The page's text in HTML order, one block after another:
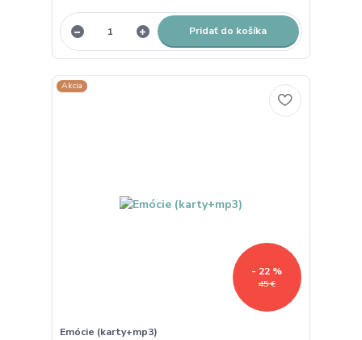
Pridať do košíka
Akcia
45 €
- 22 %
Emócie (karty+mp3)